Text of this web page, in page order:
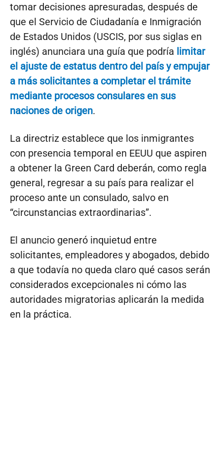
tomar decisiones apresuradas, después de
que el Servicio de Ciudadanía e Inmigración
de Estados Unidos (USCIS, por sus siglas en
inglés) anunciara una guía que podría limitar
el ajuste de estatus dentro del país y empujar
a más solicitantes a completar el trámite
mediante procesos consulares en sus
naciones de origen.
La directriz establece que los inmigrantes
con presencia temporal en EEUU que aspiren
a obtener la Green Card deberán, como regla
general, regresar a su país para realizar el
proceso ante un consulado, salvo en
“circunstancias extraordinarias”.
El anuncio generó inquietud entre
solicitantes, empleadores y abogados, debido
a que todavía no queda claro qué casos serán
considerados excepcionales ni cómo las
autoridades migratorias aplicarán la medida
en la práctica.